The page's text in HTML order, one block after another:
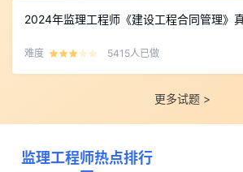
2024年监理工程师《建设工程合同管理》
难度 5415人已做
更多试题 >
监理工程师热点排行